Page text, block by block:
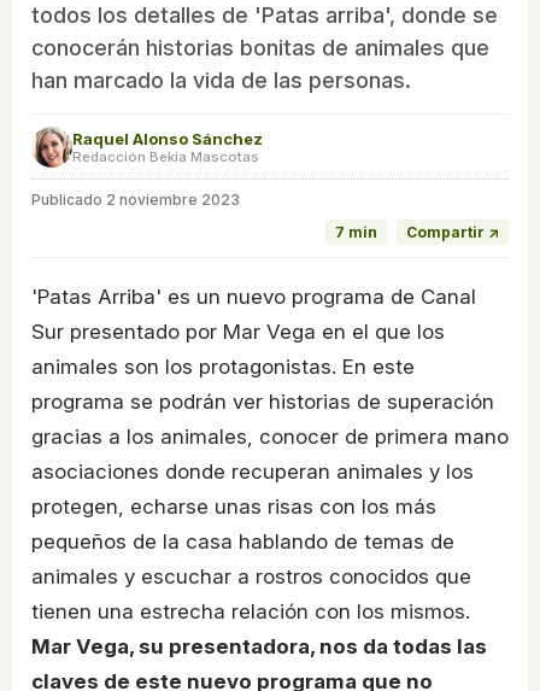
todos los detalles de 'Patas arriba', donde se
conocerán historias bonitas de animales que
han marcado la vida de las personas.
Raquel Alonso Sánchez
Redacción Bekia Mascotas
Publicado 2 noviembre 2023
7 min
Compartir ↗
'Patas Arriba' es un nuevo programa de Canal
Sur presentado por Mar Vega en el que los
animales son los protagonistas. En este
programa se podrán ver historias de superación
gracias a los animales, conocer de primera mano
asociaciones donde recuperan animales y los
protegen, echarse unas risas con los más
pequeños de la casa hablando de temas de
animales y escuchar a rostros conocidos que
tienen una estrecha relación con los mismos.
Mar Vega, su presentadora, nos da todas las
claves de este nuevo programa que no